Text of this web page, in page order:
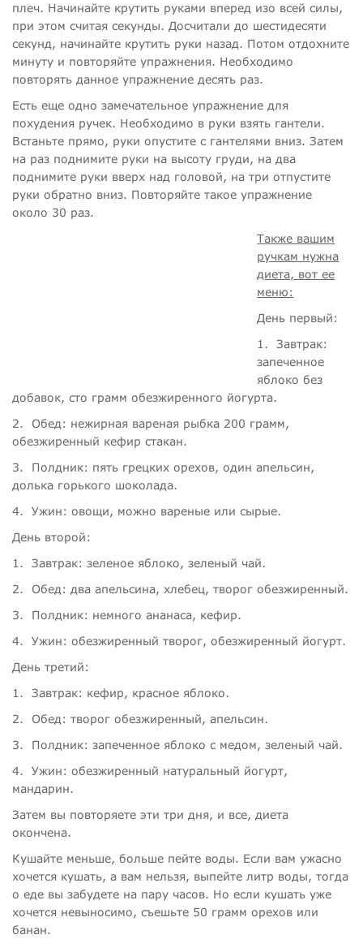
плеч. Начинайте крутить руками вперед изо всей силы,
при этом считая секунды. Досчитали до шестидесяти
секунд, начинайте крутить руки назад. Потом отдохните
минуту и повторяйте упражнения. Необходимо
повторять данное упражнение десять раз.
Есть еще одно замечательное упражнение для
похудения ручек. Необходимо в руки взять гантели.
Встаньте прямо, руки опустите с гантелями вниз. Затем
на раз поднимите руки на высоту груди, на два
поднимите руки вверх над головой, на три отпустите
руки обратно вниз. Повторяйте такое упражнение
около 30 раз.
Также вашим
ручкам нужна
диета, вот ее
меню:
День первый:
1.
Завтрак:
запеченное
яблоко без
добавок, сто грамм обезжиренного йогурта.
2.
Обед: нежирная вареная рыбка 200 грамм,
обезжиренный кефир стакан.
3.
Полдник: пять грецких орехов, один апельсин,
долька горького шоколада.
4.
Ужин: овощи, можно вареные или сырые.
День второй:
1.
Завтрак: зеленое яблоко, зеленый чай.
2.
Обед: два апельсина, хлебец, творог обезжиренный.
3.
Полдник: немного ананаса, кефир.
4.
Ужин: обезжиренный творог, обезжиренный йогурт.
День третий:
1.
Завтрак: кефир, красное яблоко.
2.
Обед: творог обезжиренный, апельсин.
3.
Полдник: запеченное яблоко с медом, зеленый чай.
4.
Ужин: обезжиренный натуральный йогурт,
мандарин.
Затем вы повторяете эти три дня, и все, диета
окончена.
Кушайте меньше, больше пейте воды. Если вам ужасно
хочется кушать, а вам нельзя, выпейте литр воды, тогда
о еде вы забудете на пару часов. Но если кушать уже
хочется невыносимо, съешьте 50 грамм орехов или
банан.